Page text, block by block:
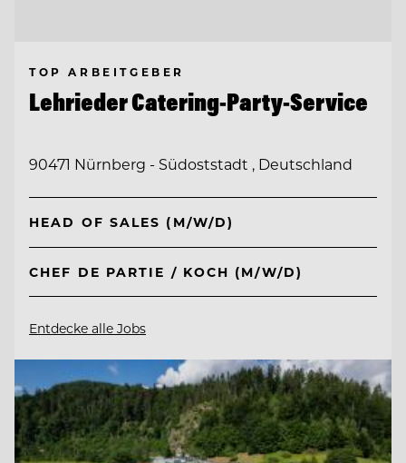
TOP ARBEITGEBER
Lehrieder Catering-Party-Service
90471 Nürnberg - Südoststadt , Deutschland
HEAD OF SALES (M/W/D)
CHEF DE PARTIE / KOCH (M/W/D)
Entdecke alle Jobs